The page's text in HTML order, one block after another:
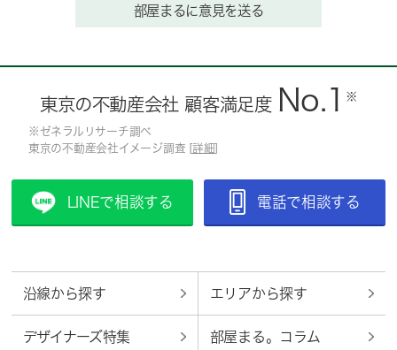
部屋まるに意見を送る
東京の不動産会社 顧客満足度 No.1 ※
※ゼネラルリサーチ調べ
東京の不動産会社イメージ調査 [ 詳細
LINEで相談する 電話で相談する
沿線から探す エリアから探す
デザイナーズ特集 部屋まる。コラム